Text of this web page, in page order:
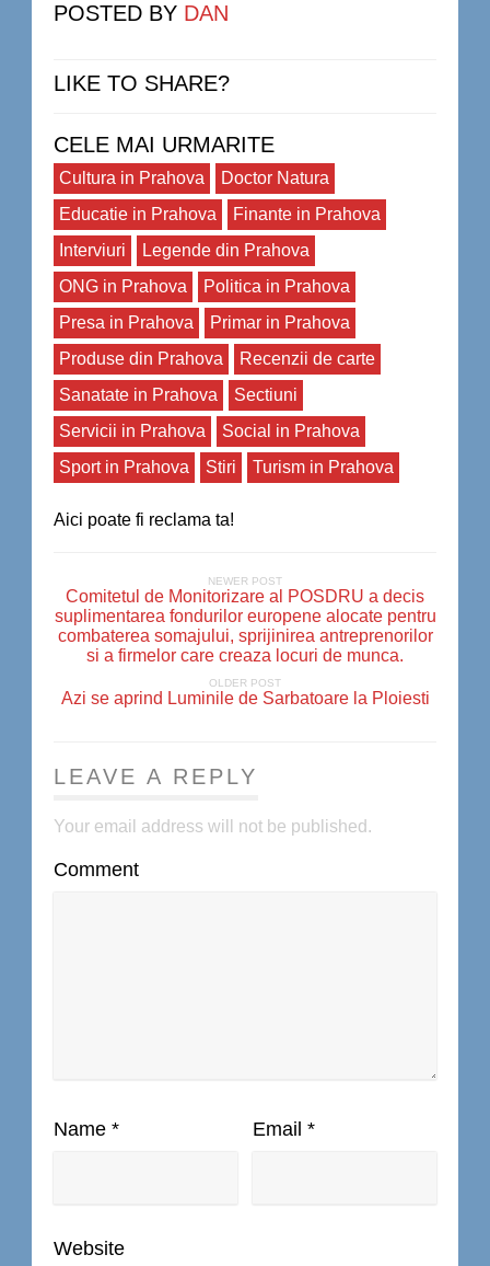
POSTED BY DAN
LIKE TO SHARE?
CELE MAI URMARITE
Cultura in Prahova
Doctor Natura
Educatie in Prahova
Finante in Prahova
Interviuri
Legende din Prahova
ONG in Prahova
Politica in Prahova
Presa in Prahova
Primar in Prahova
Produse din Prahova
Recenzii de carte
Sanatate in Prahova
Sectiuni
Servicii in Prahova
Social in Prahova
Sport in Prahova
Stiri Turism in Prahova
Aici poate fi reclama ta!
NEWER POST
Comitetul de Monitorizare al POSDRU a decis
suplimentarea fondurilor europene alocate pentru
combaterea somajului, sprijinirea antreprenorilor
si a firmelor care creaza locuri de munca.
OLDER POST
Azi se aprind Luminile de Sarbatoare la Ploiesti
LEAVE A REPLY
Your email address will not be published.
Comment
Name * Email *
Website